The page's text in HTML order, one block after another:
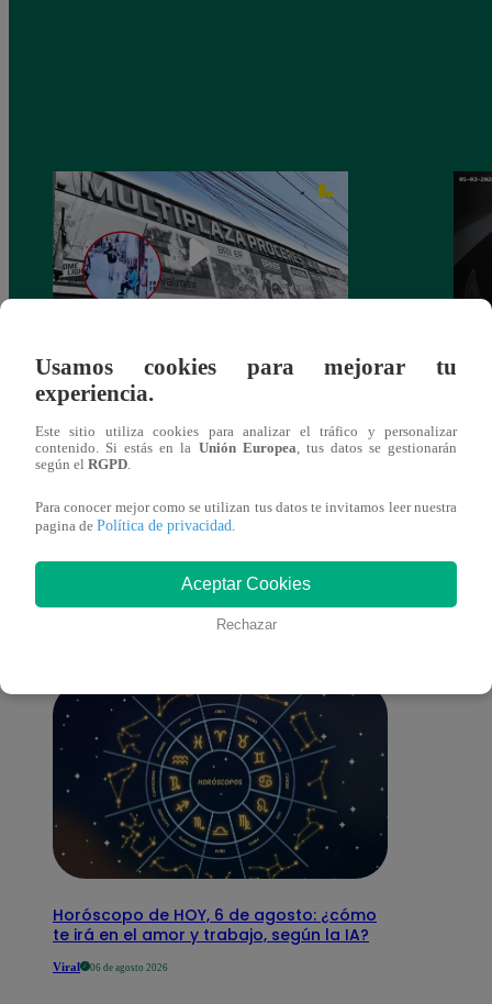
Asesinan a comerciante ferretero dentro de
galería en San Juan de Lurigancho
También te puede
interesar
Horóscopo de HOY, 6 de agosto: ¿cómo
te irá en el amor y trabajo, según la IA?
Viral 06 de agosto 2026
Usamos cookies para mejorar tu
experiencia.
Este sitio utiliza cookies para analizar el tráfico y personalizar
contenido. Si estás en la Unión Europea , tus datos se gestionarán
según el RGPD
Para conocer mejor como se utilizan tus datos te invitamos leer nuestra
pagina de Política de privacidad
Aceptar Cookies
Rechazar